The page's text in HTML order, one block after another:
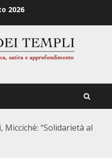
2026
Miccichè: “Solidarietà al